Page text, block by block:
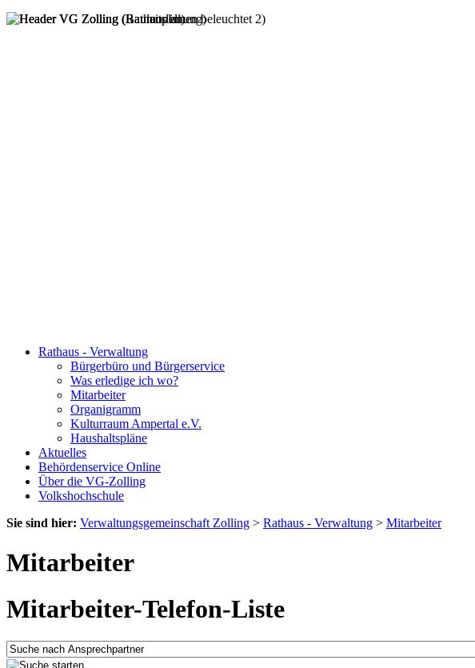
Rathaus - Verwaltung
Bürgerbüro und Bürgerservice
Was erledige ich wo?
Mitarbeiter
Organigramm
Kulturraum Ampertal e.V.
Haushaltspläne
Aktuelles
Behördenservice Online
Über die VG-Zolling
Volkshochschule
Sie sind hier: Verwaltungsgemeinschaft Zolling > Rathaus - Verwaltung > Mitarbeiter
Mitarbeiter
Mitarbeiter-Telefon-Liste